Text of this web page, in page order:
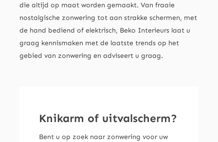
die altijd op maat worden gemaakt. Van fraaie
nostalgische zonwering tot aan strakke schermen, met
de hand bediend of elektrisch, Beko Interieurs laat u
graag kennismaken met de laatste trends op het
gebied van zonwering en adviseert u graag.
Knikarm of uitvalscherm?
Bent u op zoek naar zonwering voor uw